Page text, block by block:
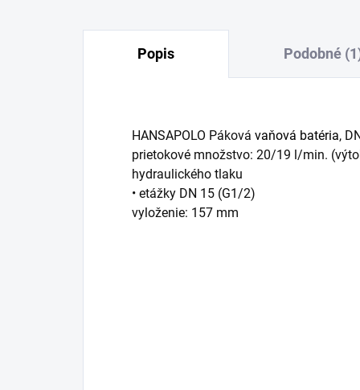
Popis Podobné
HANSAPOLO Páková vaňová batéria,
prietokové množstvo: 20/19 l/min.
hydraulického tlaku
• etážky DN 15 (G1/2)
vyloženie: 157 mm